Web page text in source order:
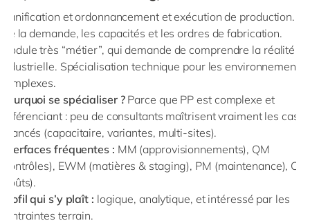
planification et ordonnancement et exécution de production.
Lie la demande, les capacités et les ordres de fabrication.
Module très “métier”, qui demande de comprendre la réalité
industrielle. Spécialisation technique pour les environnements
complexes.
Pourquoi se spécialiser ?Parce que PP est complexe et
différenciant : peu de consultants maîtrisent vraiment les cas
avancés (capacitaire, variantes, multi-sites).
Interfaces fréquentes : MM (approvisionnements), QM
(contrôles), EWM (matières & staging), PM (maintenance), CO
(coûts).
Profil qui s’y plaît : logique, analytique, et intéressé par les
contraintes terrain.